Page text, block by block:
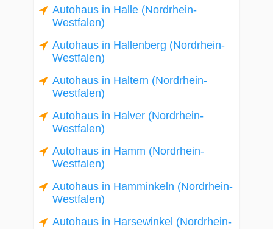
Autohaus in Halle (Nordrhein-
Westfalen)
Autohaus in Hallenberg (Nordrhein-
Westfalen)
Autohaus in Haltern (Nordrhein-
Westfalen)
Autohaus in Halver (Nordrhein-
Westfalen)
Autohaus in Hamm (Nordrhein-
Westfalen)
Autohaus in Hamminkeln (Nordrhein-
Westfalen)
Autohaus in Harsewinkel (Nordrhein-